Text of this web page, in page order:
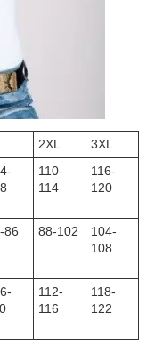
2XL
3XL
110-
114
116-
120
86 88-102
104-
108
112-
116
118-
122